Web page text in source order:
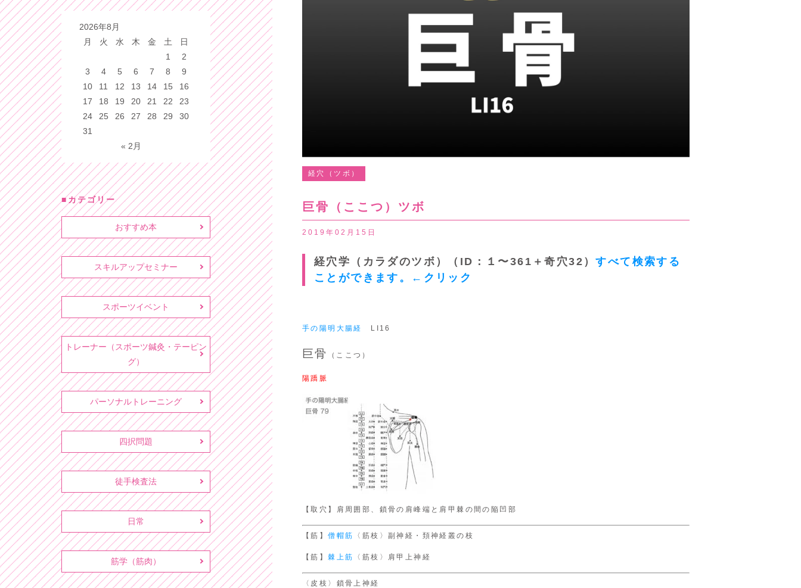
経穴（ツボ）
巨骨（ここつ）ツボ
2019年02月15日
経穴学（カラダのツボ）（ID：１〜361＋奇穴32）すべて検索する
ことができます。←クリック
手の陽明大腸経 LI16
巨骨 （ここつ）
陽蹻脈
【取穴】肩周囲部、鎖骨の肩峰端と肩甲棘の間の陥凹部
【筋】僧帽筋 〈筋枝〉副神経・頚神経叢の枝
【筋】 棘上筋 〈筋枝〉肩甲上神経
〈皮枝〉鎖骨上神経
2026年8月
月
火 水 木 金 土
日
1
2
3
4 5 6 7 8
9
10
11 12 13 14 15
16
17
18 19 20 21 22
23
24
25 26 27 28 29
30
31
« 2月
カテゴリー
おすすめ本
スキルアップセミナー
スポーツイベント
トレーナー（スポーツ鍼灸・テーピン
グ）
パーソナルトレーニング
四択問題
徒手検査法
日常
筋学（筋肉）